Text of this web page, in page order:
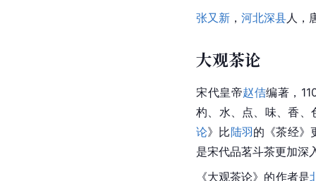
张又新 ， 河北深县人，
大观茶论
宋代皇帝赵佶编著，
杓、水、点、味、香
论》比陆羽的《茶经》
是宋代品茗斗茶更加深
《大观茶论》的作者是